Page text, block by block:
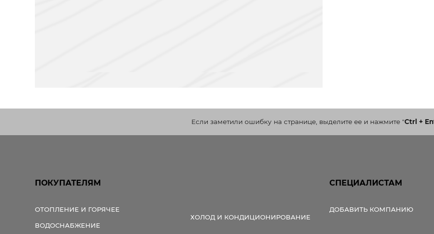
Если заметили ошибку на странице, выделите ее и нажмите"Ctrl +
ПОКУПАТЕЛЯМ
ОТОПЛЕНИЕ И ГОРЯЧЕЕ
ВОДОСНАБЖЕНИЕ
ХОЛОД И КОНДИЦИОНИРОВАНИЕ
СПЕЦИАЛИСТАМ
ДОБАВИТЬ КОМПАНИЮ